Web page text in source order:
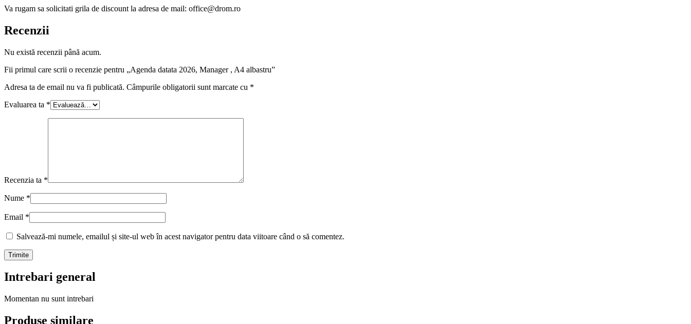
Va rugam sa solicitati grila de discount la adresa de mail: office@drom.ro
Recenzii
Nu există recenzii până acum.
Fii primul care scrii o recenzie pentru „Agenda datata 2026, Manager , A4 albastru”
Adresa ta de email nu va fi publicată. Câmpurile obligatorii sunt marcate cu *
Evaluarea ta *
Recenzia ta *
Nume *
Email *
Salvează-mi numele, emailul și site-ul web în acest navigator pentru data viitoare când o să comentez.
Intrebari general
Momentan nu sunt intrebari
Produse similare